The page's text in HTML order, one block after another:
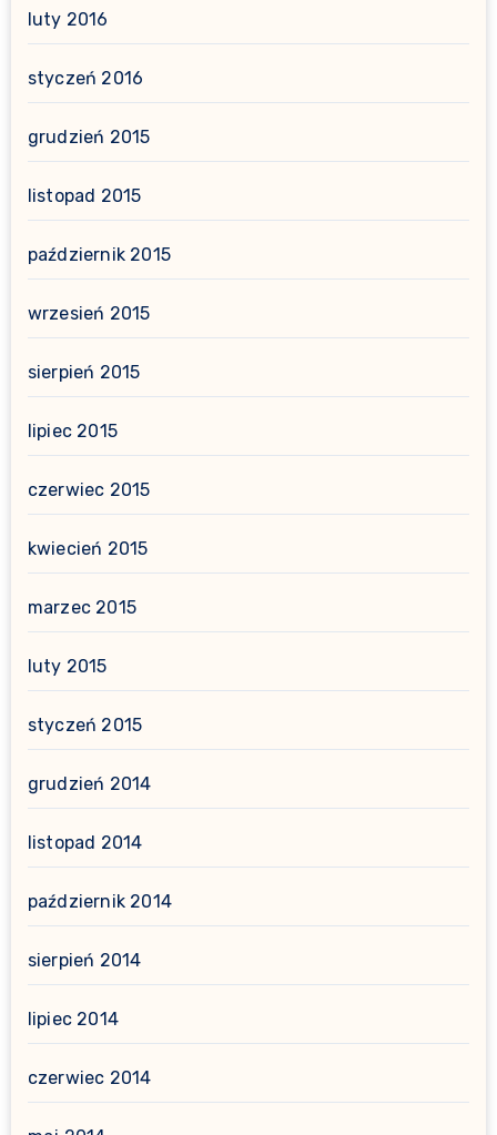
luty 2016
styczeń 2016
grudzień 2015
listopad 2015
październik 2015
wrzesień 2015
sierpień 2015
lipiec 2015
czerwiec 2015
kwiecień 2015
marzec 2015
luty 2015
styczeń 2015
grudzień 2014
listopad 2014
październik 2014
sierpień 2014
lipiec 2014
czerwiec 2014